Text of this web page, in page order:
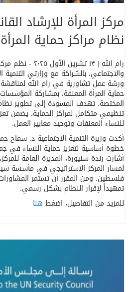
مركز المرأة للإرشاد
نظام مراكز حماية
رام الله | ١٣ تشرين الأول ٢٠٢٥ - نظم
والاجتماعي، بالشراكة مع وزارتي التنمية
ورشة عمل تشاورية في رام الله
حماية المرأة المعنفة، بمشاركة
تنظيمي متكامل لمراكز الحماية، يضمن
للنساء المعنفات وتوحيد معايير العمل.
أكدت وزيرة التنمية الاجتماعية د. سماح
خطوة أساسية لتعزيز حماية النساء في
أشارت رندة سنيورة، المديرة العامة
لمسار المركز الاستراتيجي في مأسسة
فلسطين. ومن المقرر أن تستمر
تمهيداً لإقرار النظام بشكل رسمي.
للمزيد من التفاصيل، اضغط هنا